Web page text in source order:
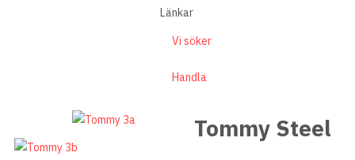
Länkar
Vi söker
Handla
Tommy Steel